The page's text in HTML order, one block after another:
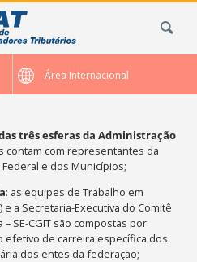
Área Internacional
três esferas da Administração
contam com representantes da
e dos Municípios;
: as equipes de Trabalho em
a Secretaria-Executiva do Comitê
SE-CGIT são compostas por
efetivo de carreira específica dos
dos entes da federação;